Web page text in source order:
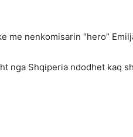
me nenkomisarin “hero”
nga Shqiperia ndodhet kaq